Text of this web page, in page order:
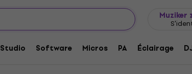
Muziker
Studio Software Micros PA Éclairage